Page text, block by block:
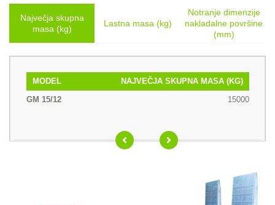
Največja skupna
masa (kg)
Lastna masa (kg)
Notranje dimenzije
nakladalne površine
(mm)
MODEL
NAJVEČJA SKUPNA MASA (KG)
15000